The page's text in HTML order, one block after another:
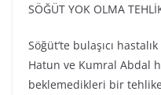
SÖĞÜT YOK OLMA
Söğüt’te bulaşıcı
Hatun ve Kumral Abdal
beklemedikleri bir